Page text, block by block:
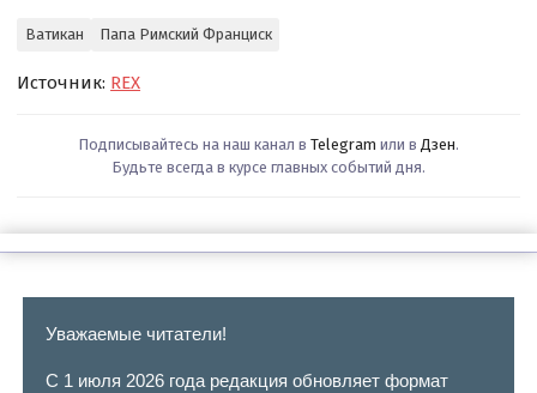
Ватикан Папа Римский Франциск
Источник: REX
Подписывайтесь на наш канал в Telegram или в Дзен.
Будьте всегда в курсе главных событий дня.
Уважаемые читатели!
С 1 июля 2026 года редакция обновляет формат